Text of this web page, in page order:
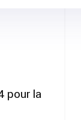
pour la